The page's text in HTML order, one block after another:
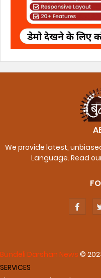
We provide latest,
Language. Read
Bundeli Darshan News ©
SERVICES